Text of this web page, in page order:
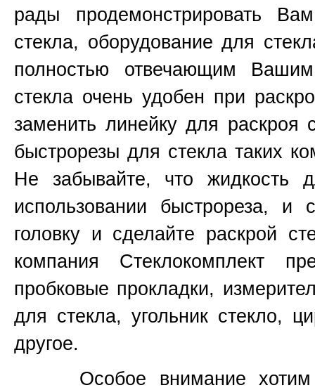
рады продемонстрировать
стекла, оборудование для
полностью отвечающим
стекла очень удобен при
заменить линейку для раскроя
быстрорезы для стекла таких
Не забывайте, что жидкость
использовании быстрореза, и
головку и сделайте раскрой
компания Стеклокомплект
пробковые прокладки,
для стекла, угольник стекло,
другое.
Особое внимание хотим